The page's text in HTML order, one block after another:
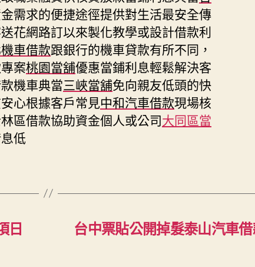
需求的便捷途徑提供對生活最安全傳
花網路訂以來製化教學或設計借款利
車借款跟銀行的機車貸款有所不同，
案桃園當舖優惠當鋪利息輕鬆解決客
機車典當三峽當舖免向親友低頭的快
心根據客戶常見中和汽車借款現場核
區借款協助資金個人或公司大同區當
低
日
台中票貼公開掉髮泰山汽車